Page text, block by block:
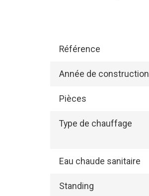
Référence
Année de construction
Pièces
Type de chauffage
Eau chaude sanitaire
Standing